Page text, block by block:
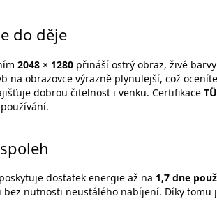
do děje
2048 × 1280 přináší ostrý obraz, živé
na obrazovce výrazně plynulejší, což
dobrou čitelnost i venku. Certifikace
poskytuje dostatek energie až na 1,7 dne
nutnosti neustálého nabíjení. Díky tomu